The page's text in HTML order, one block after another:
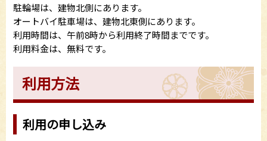
駐輪場は、建物北側にあります。
オートバイ駐車場は、建物北東側にあります。
利用時間は、午前8時から利用終了時間までです。
利用料金は、無料です。
利用方法
利用の申し込み